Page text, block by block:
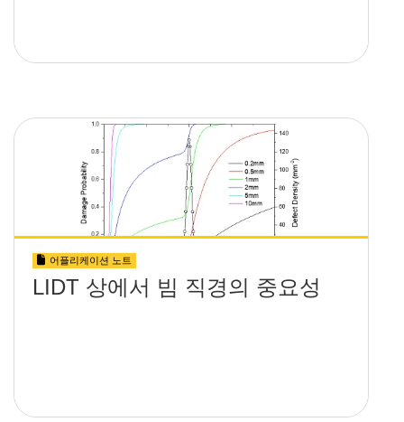
어플리케이션 노트
LIDT 상에서 빔 직경의 중요성